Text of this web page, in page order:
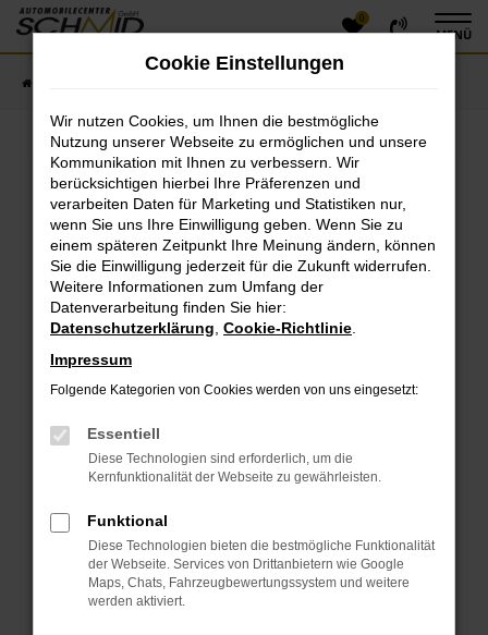
Zum
Hauptinhalt
0
MENÜ
Fehler: Network Error
Beim Laden ist ein Fehler aufgetreten.
Hier sind ein paar Tipps, die dir helfen können:
Überprüfe deine Firewall und deine
Internetverbindung.
Laden andere Webseiten, zum Beispiel deine
Suchmaschine?
Prüfe deine Browsererweiterungen.
das Laden bestimmter Seiten verhindern.
Funktioniert die Seite in einem anderen Browser
oder in einem privaten Fenster?
Das kann manchmal helfen, vorübergehende
Probleme zu beheben.
Stelle sicher, dass dein Browser und dein
Betriebssystem auf dem neuesten Stand sind.
Cookie Einstellungen
Wir nutzen Cookies, um Ihnen die bestmögliche
Nutzung unserer Webseite zu ermöglichen und unsere
Kommunikation mit Ihnen zu verbessern. Wir
berücksichtigen hierbei Ihre Präferenzen und
verarbeiten Daten für Marketing und Statistiken nur,
wenn Sie uns Ihre Einwilligung geben. Wenn Sie zu
einem späteren Zeitpunkt Ihre Meinung ändern, können
Sie die Einwilligung jederzeit für die Zukunft widerrufen.
Weitere Informationen zum Umfang der
Datenverarbeitung finden Sie hier:
Datenschutzerklärung Cookie-Richtlinie
Impressum
Folgende Kategorien von Cookies werden von uns eingesetzt:
Essentiell
Diese Technologien sind erforderlich, um die
Kernfunktionalität der Webseite zu gewährleisten.
Funktional
Diese Technologien bieten die bestmögliche Funktionalität
der Webseite. Services von Drittanbietern wie Google
Maps, Chats, Fahrzeugbewertungssystem und weitere
werden aktiviert.